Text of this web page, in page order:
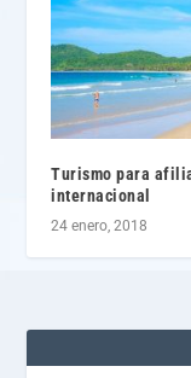
Turismo para
internacional
24 enero, 2018